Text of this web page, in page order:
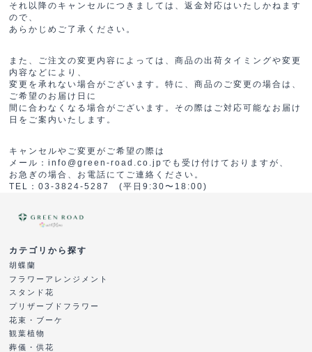
それ以降のキャンセルにつきましては、返金対応はいたしかねます
ので、
あらかじめご了承ください。
また、ご注文の変更内容によっては、商品の出荷タイミングや変更
内容などにより、
変更を承れない場合がございます。特に、商品のご変更の場合は、
ご希望のお届け日に
間に合わなくなる場合がございます。その際はご対応可能なお届け
日をご案内いたします。
キャンセルやご変更がご希望の際は
メール：info@green-road.co.jpでも受け付けておりますが、
お急ぎの場合、お電話にてご連絡ください。
TEL：03-3824-5287 (平日9:30〜18:00)
カテゴリから探す
胡蝶蘭
フラワーアレンジメント
スタンド花
プリザーブドフラワー
花束・ブーケ
観葉植物
葬儀・供花